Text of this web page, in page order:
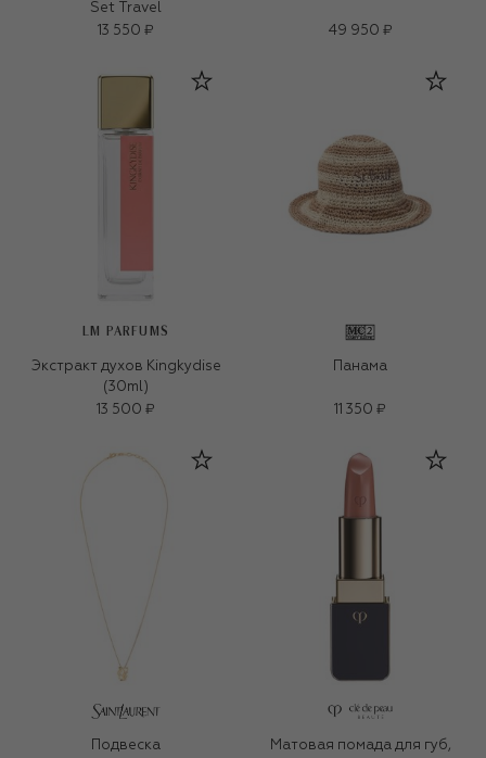
Set Travel
13 550 ₽
49 950 ₽
LM PARFUMS
Экстракт духов Kingkydise
(30ml)
13 500 ₽
Панама
11 350 ₽
Подвеска
Матовая помада для губ,